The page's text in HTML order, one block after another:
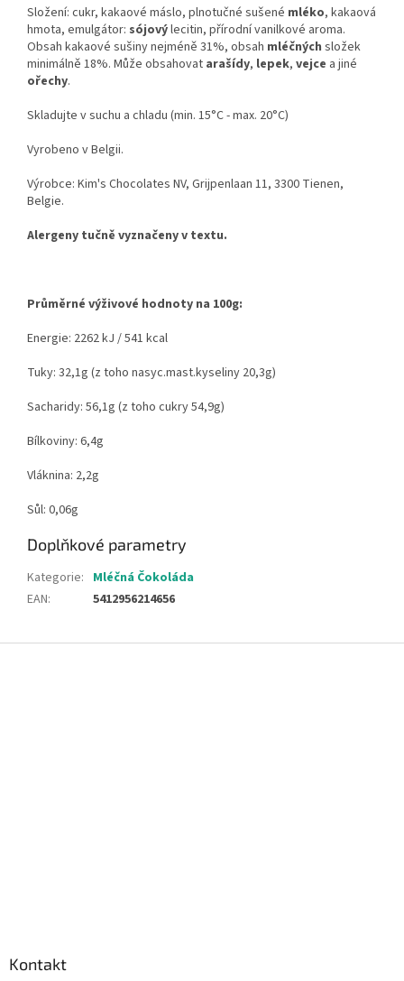
Složení: cukr, kakaové máslo, plnotučné sušené mléko, kakaová
hmota, emulgátor: sójovýlecitin, přírodní vanilkové aroma.
Obsah kakaové sušiny nejméně 31%, obsah mléčných složek
minimálně 18%. Může obsahovat arašídy, lepek, vejce a jiné
ořechy.
Skladujte v suchu a chladu (min. 15°C - max. 20°C)
Vyrobeno v Belgii.
Výrobce: Kim's Chocolates NV, Grijpenlaan 11, 3300 Tienen,
Belgie.
Alergeny tučně vyznačeny v textu.
Průměrné výživové hodnoty na 100g:
Energie: 2262 kJ / 541 kcal
Tuky: 32,1g (z toho nasyc.mast.kyseliny 20,3g)
Sacharidy: 56,1g (z toho cukry 54,9g)
Bílkoviny: 6,4g
Vláknina: 2,2g
Sůl: 0,06g
Doplňkové parametry
Kategorie: Mléčná Čokoláda
EAN: 5412956214656
Kontakt